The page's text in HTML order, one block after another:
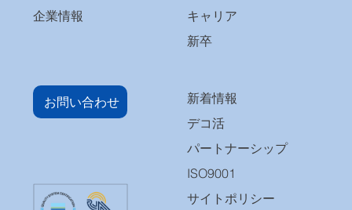
企業情報
キャリア
新卒
新着情報
デコ活
パートナーシップ
ISO9001
サイトポリシー
お問い合わせ